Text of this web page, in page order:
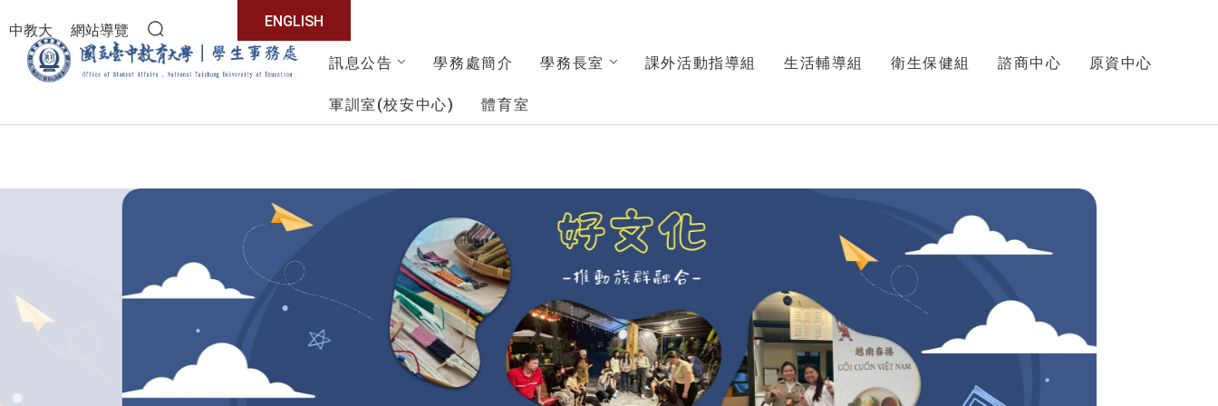
中教大
網站導覽
全站搜尋
ENGLISH
學生事務處
訊息公告 學務處簡介 學務長室 課外活動指導組 生活輔導組 衛生保健組 諮商中心 原資中心
軍訓室(校安中心) 體育室